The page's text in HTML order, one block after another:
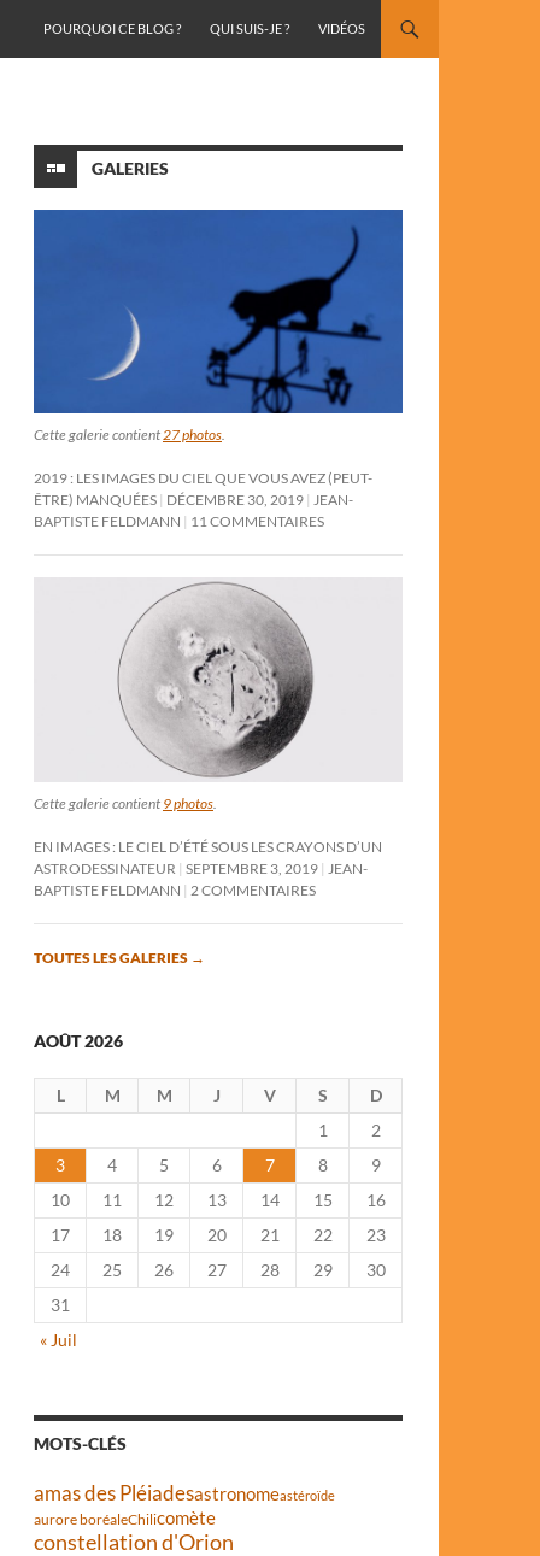
POURQUOI CE BLOG ?
QUI SUIS-JE ? VIDÉOS
GALERIES
Cette galerie contient27 photos.
2019 : LES IMAGES DU CIEL QUE VOUS AVEZ (PEUT-
ÊTRE) MANQUÉES DÉCEMBRE 30, 2019 JEAN-
BAPTISTE FELDMANN
11 COMMENTAIRES
Cette galerie contient 9 photos
EN IMAGES : LE CIEL D’ÉTÉ SOUS LES CRAYONS D’UN
ASTRODESSINATEUR SEPTEMBRE 3, 2019
JEAN-
BAPTISTE FELDMANN
2 COMMENTAIRES
TOUTES LES GALERIES →
AOÛT 2026
L M M J V S
D
1
2
3
4 5 6 7 8
9
10
11 12 13 14 15
16
17
18 19 20 21 22
23
24
25 26 27 28 29
30
31
« Juil
MOTS-CLÉS
amas des Pléiadesastronomeastéroïde
aurore boréaleChilicomète
constellation d'Orion